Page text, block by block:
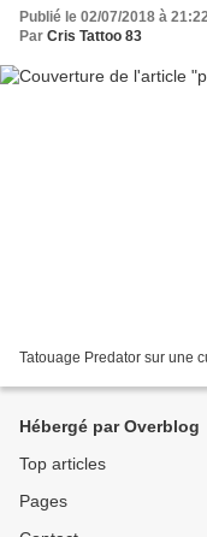
Publié le 02/07/2018 à 21:22
Par Cris Tattoo 83
Tatouage Predator sur une
Hébergé par Overblog
Top articles
Pages